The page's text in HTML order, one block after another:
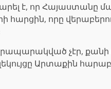
է, որ Հայաստանը
որը
չէր, քանի
Արտաքին